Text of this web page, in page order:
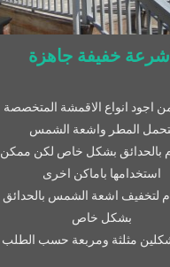
أشرعة خفيفة جاهزة
اجود انواع الاقمشة المتخصصة
المطر واشعة الشمس
بالحدائق بشكل خاص لكن ممكن
استخدامها باماكن اخرى
لتخفيف اشعة الشمس بالحدائق
بشكل خاص
مثلثة ومربعة حسب الطلب